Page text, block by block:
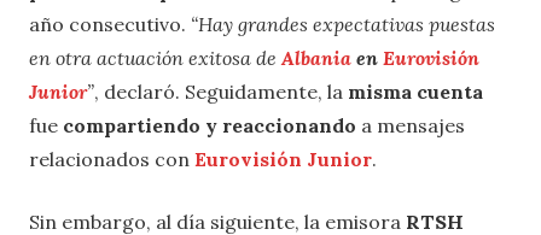
año consecutivo. “Hay grandes expectativas puestas
en otra actuación exitosa de Albania en Eurovisión
Junior”, declaró. Seguidamente, la misma cuenta
fue compartiendo y reaccionando a mensajes
relacionados con Eurovisión Junior.
Sin embargo, al día siguiente, la emisora RTSH